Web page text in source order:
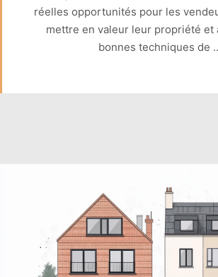
réelles opportunités pour les
mettre en valeur leur propriété et
bonnes techniques de